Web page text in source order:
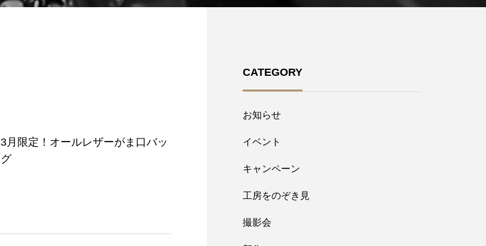
3月限定！オールレザーがま口バッ
グ
CATEGORY
お知らせ
イベント
キャンペーン
工房をのぞき見
撮影会